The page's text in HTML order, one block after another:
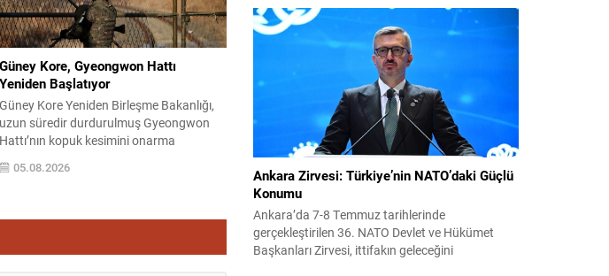
Güney Kore, Gyeongwon Hattı
Yeniden Başlatıyor
Güney Kore Yeniden Birleşme Bakanlığı,
uzun süredir durdurulmuş Gyeongwon
Hattı’nın kopuk kesimini onarma
çalışmalarını tekrar başlatacağını
açıkladı. Projenin, gelecekte Seul’den
05.08.2026
görevden uzaklaştırılan Sinem Dedetaş’ın yerine
seçilecek isim için yapılan oylamalarda parti içi
dengeler gündemin merkezine oturdu. CHP’nin
adayı Sibel Tan Çetinkaya ile AK Parti’nin adayı
Dündar Ziya Gültekin arasında geçen...
Ankara Zirvesi: Türkiye’nin NATO’daki Güçlü
Konumu
Ankara’da 7-8 Temmuz tarihlerinde
gerçekleştirilen 36. NATO Devlet ve Hükümet
Başkanları Zirvesi, ittifakın geleceğini